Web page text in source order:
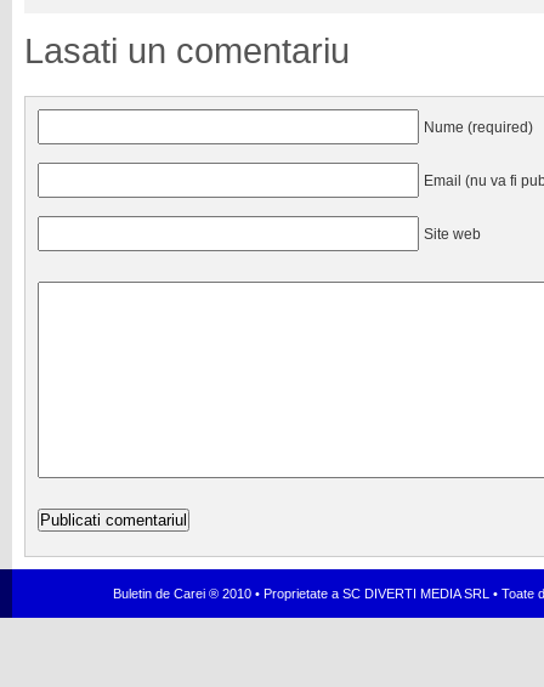
Lasati un comentariu
Nume (required)
Email (nu va fi
Site web
Buletin de Carei ® 2010 • Proprietate a SC DIVERTI MEDIA SRL •